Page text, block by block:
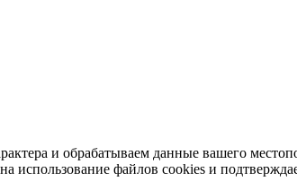
и обрабатываем данные вашего
использование файлов cookies и